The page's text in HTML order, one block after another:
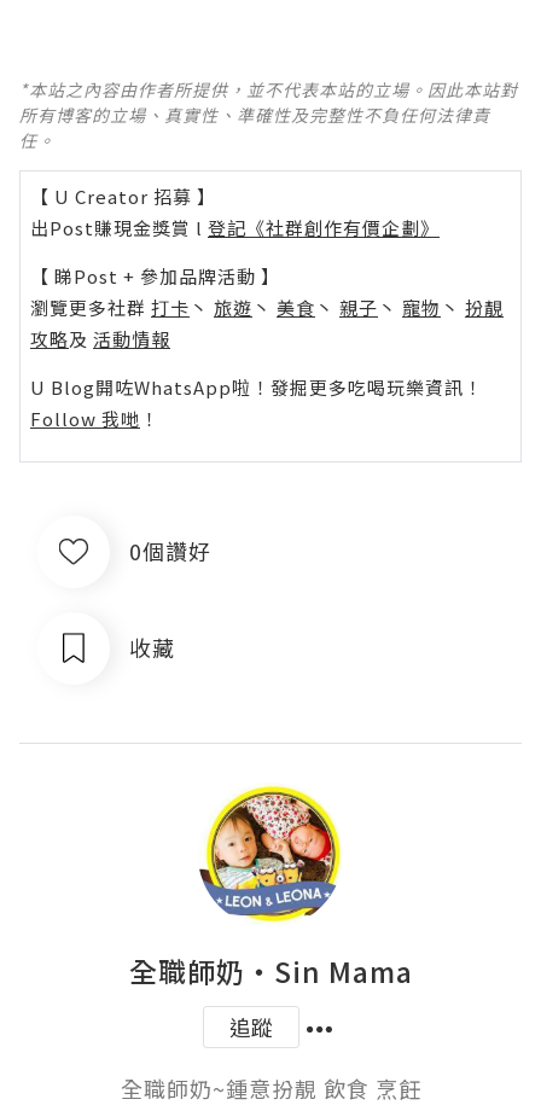
*本站之內容由作者所提供，並不代表本站的立場。因此本站對
所有博客的立場、真實性、準確性及完整性不負任何法律責
任。
【 U Creator 招募 】
出Post賺現金獎賞 l 登記《社群創作有價企劃》
【 睇Post + 參加品牌活動 】
瀏覽更多社群 打卡 丶 旅遊 丶 美食 丶 親子 丶 寵物 丶 扮靚
攻略及 活動情報
U Blog開咗WhatsApp啦！發掘更多吃喝玩樂資訊！
Follow 我哋 ！
0個讚好
收藏
全職師奶‧Sin Mama
追蹤
全職師奶~鍾意扮靚 飲食 烹飪